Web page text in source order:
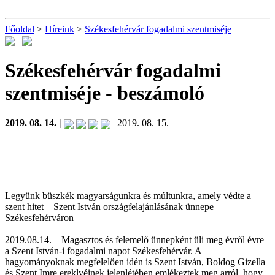
Főoldal > Híreink > Székesfehérvár fogadalmi szentmiséje
Székesfehérvár fogadalmi
szentmiséje - beszámoló
2019. 08. 14. | | 2019. 08. 15.
Legyünk büszkék magyarságunkra és múltunkra, amely védte a
szent hitet – Szent István országfelajánlásának ünnepe
Székesfehérváron
2019.08.14. – Magasztos és felemelő ünnepként üli meg évről évre
a Szent István-i fogadalmi napot Székesfehérvár. A
hagyományoknak megfelelően idén is Szent István, Boldog Gizella
és Szent Imre ereklyéinek jelenlétében emlékeztek meg arról, hogy